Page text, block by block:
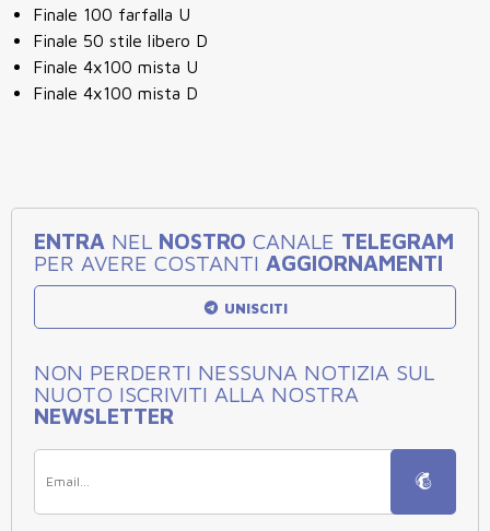
Finale 100 farfalla U
Finale 50 stile libero D
Finale 4x100 mista U
Finale 4x100 mista D
ENTRA NEL NOSTRO CANALE TELEGRAM
PER AVERE COSTANTI AGGIORNAMENTI
UNISCITI
NON PERDERTI NESSUNA NOTIZIA SUL
NUOTO ISCRIVITI ALLA NOSTRA
NEWSLETTER